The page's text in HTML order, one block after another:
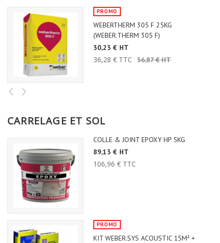
PROMO
WEBERTHERM 305 F 25KG
(WEBER.THERM 305 F)
30,23 € HT
36,28 € TTC 36,87 € HT
CARRELAGE ET SOL
COLLE & JOINT EPOXY HP 5KG
89,13 € HT
106,96 € TTC
PROMO
KIT WEBER.SYS ACOUSTIC 15M² +